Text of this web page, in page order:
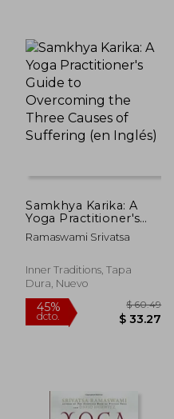
45%
dcto.
$ 34.63
Samkhya Karika: A
Yoga Practitioner's
Guide to Overcoming
the Three Causes of
Ramaswami Srivatsa
Inner Traditions, Tapa
Dura, Nuevo